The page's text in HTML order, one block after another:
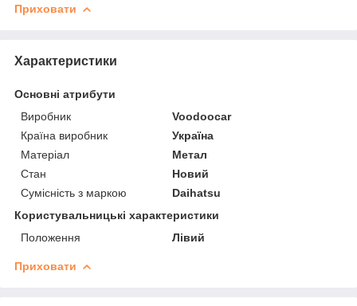
Приховати
Характеристики
Основні атрибути
Виробник
Voodoocar
Країна виробник
Україна
Матеріал
Метал
Стан
Новий
Сумісність з маркою
Daihatsu
Користувальницькі характеристики
Положення
Лівий
Приховати